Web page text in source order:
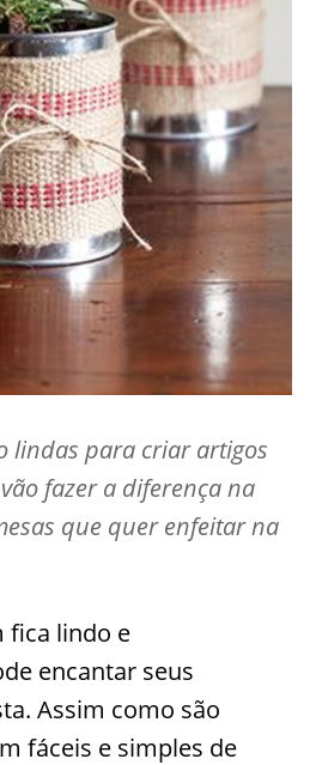
lindas para criar artigos
fazer a diferença na
que quer enfeitar na
fica lindo e
encantar seus
Assim como são
fáceis e simples de